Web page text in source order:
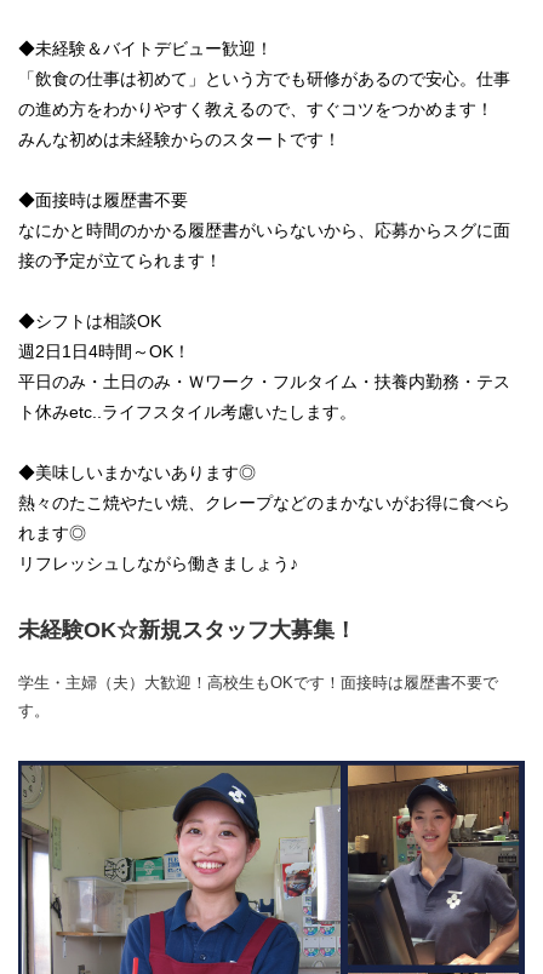
◆未経験＆バイトデビュー歓迎！
「飲食の仕事は初めて」という方でも研修があるので安心。仕事
の進め方をわかりやすく教えるので、すぐコツをつかめます！
みんな初めは未経験からのスタートです！
◆面接時は履歴書不要
なにかと時間のかかる履歴書がいらないから、応募からスグに面
接の予定が立てられます！
◆シフトは相談OK
週2日1日4時間～OK！
平日のみ・土日のみ・Ｗワーク・フルタイム・扶養内勤務・テス
ト休みetc..ライフスタイル考慮いたします。
◆美味しいまかないあります◎
熱々のたこ焼やたい焼、クレープなどのまかないがお得に食べら
れます◎
リフレッシュしながら働きましょう♪
未経験OK☆新規スタッフ大募集！
学生・主婦（夫）大歓迎！高校生もOKです！面接時は履歴書不要で
す。